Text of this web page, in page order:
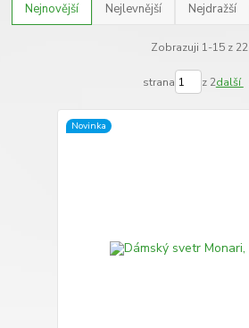
Nejnovější Nejlevnější Nejdražší
Zobrazuji 1-15 z 22
strana z 2další
Novinka